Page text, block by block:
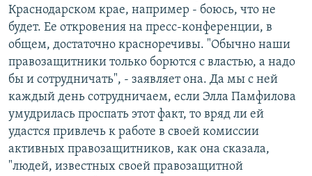
Краснодарском крае, например - боюсь, что не
будет. Ее откровения на пресс-конференции, в
общем, достаточно красноречивы. "Обычно наши
правозащитники только борются с властью, а надо
бы и сотрудничать", - заявляет она. Да мы с ней
каждый день сотрудничаем, если Элла Памфилова
умудрилась проспать этот факт, то вряд ли ей
удастся привлечь к работе в своей комиссии
активных правозащитников, как она сказала,
"людей, известных своей правозащитной